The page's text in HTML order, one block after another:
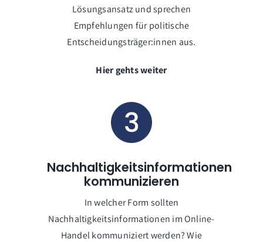
Lösungsansatz und sprechen
Empfehlungen für politische
Entscheidungsträger:innen aus.
Hier gehts weiter
Nachhaltigkeitsinformationen
kommunizieren
In welcher Form sollten
Nachhaltigkeitsinformationen im Online-
Handel kommuniziert werden? Wie